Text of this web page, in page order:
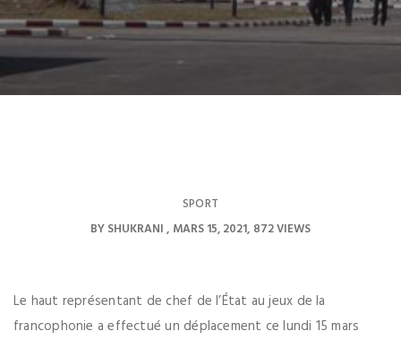
SPORT
BYSHUKRANI MARS 15, 2021 872 VIEWS
Le haut représentant de chef de l’État au jeux de la
francophonie a effectué un déplacement ce lundi 15 mars